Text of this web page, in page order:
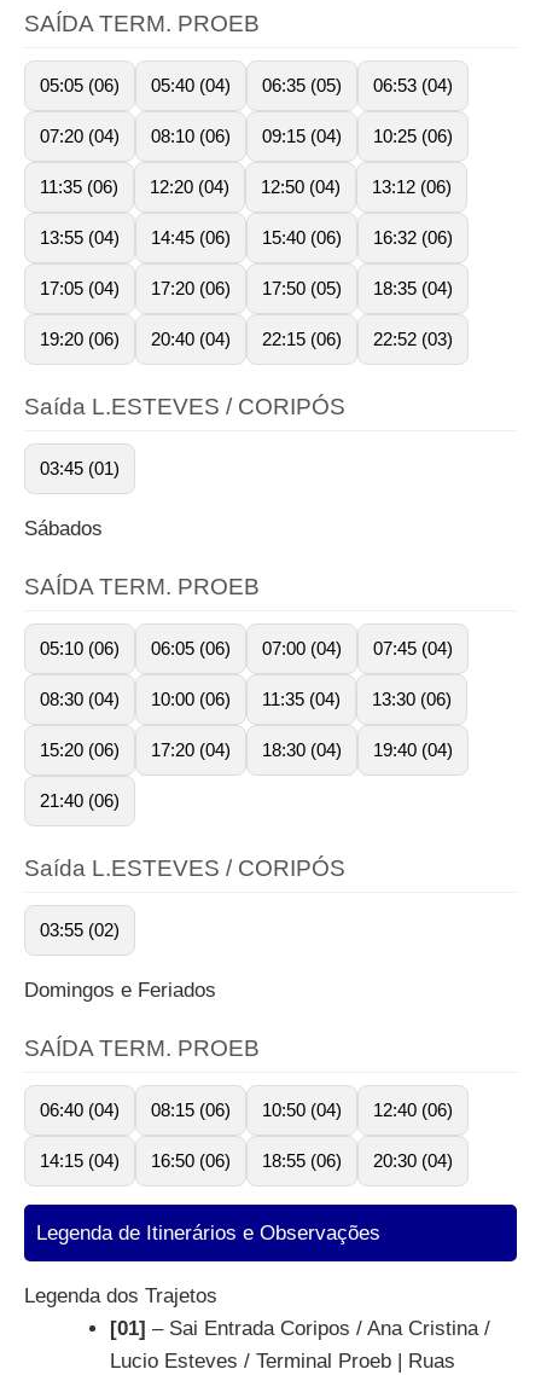
SAÍDA TERM. PROEB
05:05 (06) 05:40 (04) 06:35 (05) 06:53 (04)
07:20 (04) 08:10 (06) 09:15 (04) 10:25 (06)
11:35 (06) 12:20 (04) 12:50 (04) 13:12 (06)
13:55 (04) 14:45 (06) 15:40 (06) 16:32 (06)
17:05 (04) 17:20 (06) 17:50 (05) 18:35 (04)
19:20 (06) 20:40 (04) 22:15 (06) 22:52 (03)
Saída L.ESTEVES / CORIPÓS
03:45 (01)
Sábados
SAÍDA TERM. PROEB
05:10 (06) 06:05 (06) 07:00 (04) 07:45 (04)
08:30 (04) 10:00 (06) 11:35 (04) 13:30 (06)
15:20 (06) 17:20 (04) 18:30 (04) 19:40 (04)
21:40 (06)
Saída L.ESTEVES / CORIPÓS
03:55 (02)
Domingos e Feriados
SAÍDA TERM. PROEB
06:40 (04) 08:15 (06) 10:50 (04) 12:40 (06)
14:15 (04) 16:50 (06) 18:55 (06) 20:30 (04)
Legenda de Itinerários e Observações
Legenda dos Trajetos
[01] – Sai Entrada Coripos / Ana Cristina /
Lucio Esteves / Terminal Proeb | Ruas